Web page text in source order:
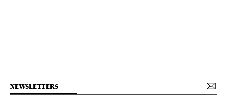
NEWSLETTERS